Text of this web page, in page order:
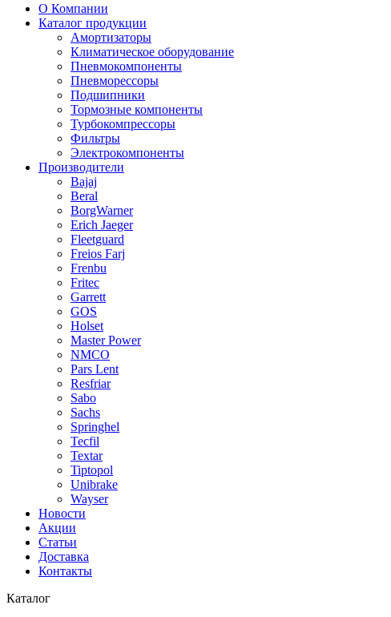
О Компании
Каталог продукции
Амортизаторы
Климатическое оборудование
Пневмокомпоненты
Пневморессоры
Подшипники
Тормозные компоненты
Турбокомпрессоры
Фильтры
Электрокомпоненты
Производители
Bajaj
Beral
BorgWarner
Erich Jaeger
Fleetguard
Freios Farj
Frenbu
Fritec
Garrett
GOS
Holset
Master Power
NMCO
Pars Lent
Resfriar
Sabo
Sachs
Springhel
Tecfil
Textar
Tiptopol
Unibrake
Wayser
Новости
Акции
Статьи
Доставка
Контакты
Каталог